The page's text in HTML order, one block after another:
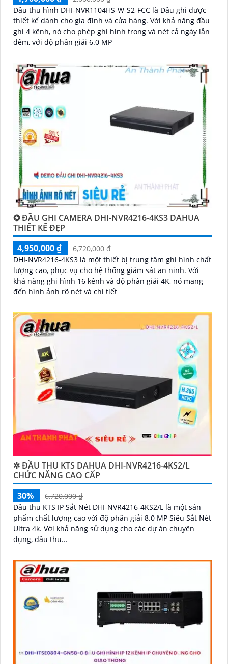
Đầu thu hình DHI-NVR1104HS-W-S2-FCC là Đầu ghi được
thiết kế dành cho gia đình và cửa hàng. Với khả năng đầu
ghi 4 kênh, nó cho phép ghi hình trong và nét cả ngày lẫn
đêm, với độ phân giải 6.0 MP
✪ ĐẦU GHI CAMERA DHI-NVR4216-4KS3 DAHUA
THIẾT KẾ ĐẸP
4,950,000 ₫
6,720,000 ₫
DHI-NVR4216-4KS3 là một thiết bị trung tâm ghi hình chất
lượng cao, phục vụ cho hệ thống giám sát an ninh. Với
khả năng ghi hình 16 kênh và độ phân giải 4K, nó mang
đến hình ảnh rõ nét và chi tiết
✲ ĐẦU THU KTS DAHUA DHI-NVR4216-4KS2/L
CHỨC NĂNG CAO CẤP
30%
6,720,000 ₫
Đầu thu KTS IP Sắt Nét DHI-NVR4216-4KS2/L là một sản
phẩm chất lượng cao với độ phân giải 8.0 MP Siêu Sắt Nét
Ultra 4k. Với khả năng sử dụng cho các dự án chuyên
dụng, đầu thu...